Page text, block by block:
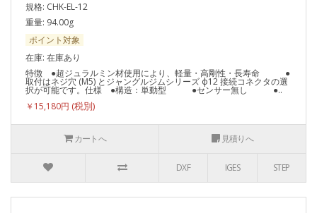
規格: CHK-EL-12
重量: 94.00g
ポイント対象
在庫: 在庫あり
特徴 ●超ジュラルミン材使用により、軽量・高剛性・長寿命 ●
取付はネジ穴 (M5) とジャングルジムシリーズ ф12 接続コネクタの選
択が可能です。仕様 ●構造：単動型 ●センサー無し ●..
￥15,180円
カートへ 見積りへ
DXF IGES STEP